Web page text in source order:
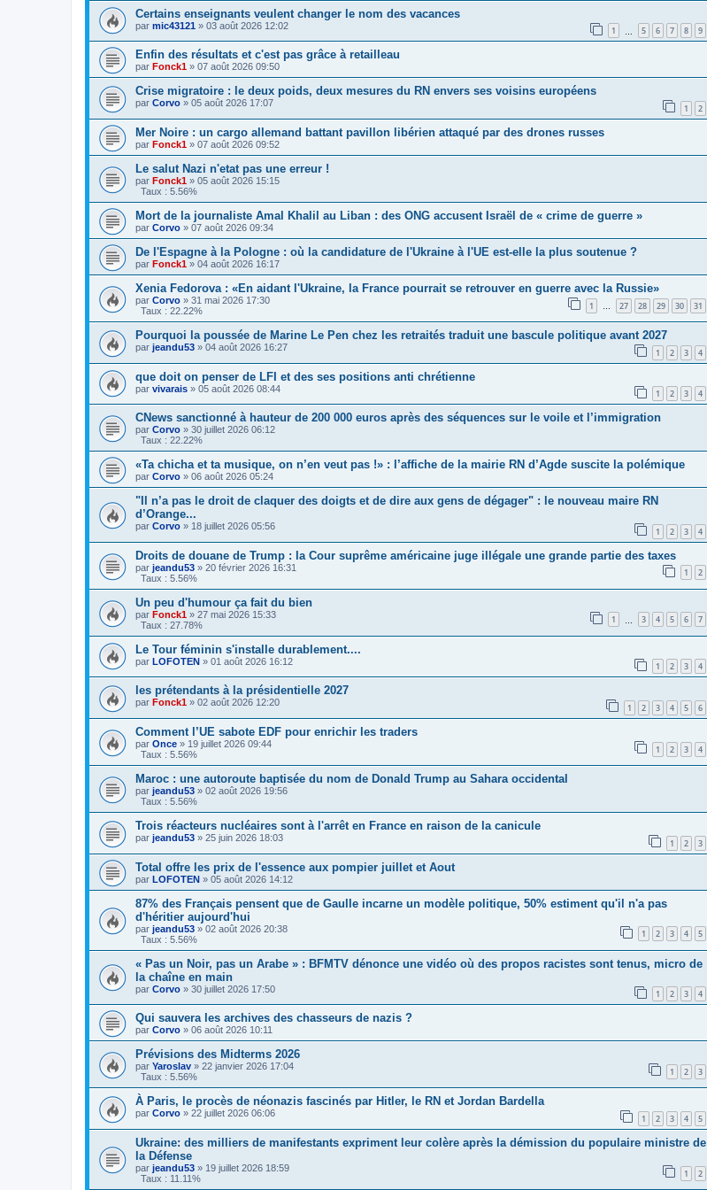
Certains enseignants veulent changer le nom des vacances
par mic43121 » 03 août 2026 12:02 1 5 6 7 8 9
Enfin des résultats et c'est pas grâce à retailleau
par Fonck1 » 07 août 2026 09:50
Crise migratoire : le deux poids, deux mesures du RN envers ses voisins européens
par Corvo » 05 août 2026 17:07 1 2
Mer Noire : un cargo allemand battant pavillon libérien attaqué par des drones russes
par Fonck1 » 07 août 2026 09:52
Le salut Nazi n'etat pas une erreur !
par Fonck1 » 05 août 2026 15:15
Taux : 5.56%
Mort de la journaliste Amal Khalil au Liban : des ONG accusent Israël de « crime de guerre »
par Corvo » 07 août 2026 09:34
De l'Espagne à la Pologne : où la candidature de l'Ukraine à l'UE est-elle la plus soutenue ?
par Fonck1 » 04 août 2026 16:17
Xenia Fedorova : «En aidant l'Ukraine, la France pourrait se retrouver en guerre avec la Russie»
par Corvo » 31 mai 2026 17:30 1 … 27 28 29 30 31
Taux : 22.22%
Pourquoi la poussée de Marine Le Pen chez les retraités traduit une bascule politique avant 2027
par jeandu53 » 04 août 2026 16:27 1 2 3 4
que doit on penser de LFI et des ses positions anti chrétienne
par vivarais » 05 août 2026 08:44 1 2 3 4
CNews sanctionné à hauteur de 200 000 euros après des séquences sur le voile et l’immigration
par Corvo » 30 juillet 2026 06:12
Taux : 22.22%
«Ta chicha et ta musique, on n’en veut pas !» : l’affiche de la mairie RN d’Agde suscite la polémique
par Corvo » 06 août 2026 05:24
"Il n’a pas le droit de claquer des doigts et de dire aux gens de dégager" : le nouveau maire RN
d’Orange...
par Corvo » 18 juillet 2026 05:56 1 2 3 4
Droits de douane de Trump : la Cour suprême américaine juge illégale une grande partie des taxes
par jeandu53 » 20 février 2026 16:31 1 2
Taux : 5.56%
Un peu d'humour ça fait du bien
par Fonck1 » 27 mai 2026 15:33 1 3 4 5 6 7
Taux : 27.78%
Le Tour féminin s'installe durablement....
par LOFOTEN » 01 août 2026 16:12 1 2 3 4
les prétendants à la présidentielle 2027
par Fonck1 » 02 août 2026 12:20 1 2 3 4 5 6
Comment l’UE sabote EDF pour enrichir les traders
par Once » 19 juillet 2026 09:44 1 2 3 4
Taux : 5.56%
Maroc : une autoroute baptisée du nom de Donald Trump au Sahara occidental
par jeandu53 » 02 août 2026 19:56
Taux : 5.56%
Trois réacteurs nucléaires sont à l'arrêt en France en raison de la canicule
par jeandu53 » 25 juin 2026 18:03 1 2 3
Total offre les prix de l'essence aux pompier juillet et Aout
par LOFOTEN » 05 août 2026 14:12
87% des Français pensent que de Gaulle incarne un modèle politique, 50% estiment qu'il n'a pas
d'héritier aujourd'hui
par jeandu53 » 02 août 2026 20:38 1 2 3 4 5
Taux : 5.56%
« Pas un Noir, pas un Arabe » : BFMTV dénonce une vidéo où des propos racistes sont tenus, micro de
la chaîne en main
par Corvo » 30 juillet 2026 17:50 1 2 3 4
Qui sauvera les archives des chasseurs de nazis ?
par Corvo » 06 août 2026 10:11
Prévisions des Midterms 2026
par Yaroslav » 22 janvier 2026 17:04 1 2 3
Taux : 5.56%
À Paris, le procès de néonazis fascinés par Hitler, le RN et Jordan Bardella
par Corvo » 22 juillet 2026 06:06 1 2 3 4 5
Ukraine: des milliers de manifestants expriment leur colère après la démission du populaire ministre de
la Défense
par jeandu53 » 19 juillet 2026 18:59 1 2
Taux : 11.11%